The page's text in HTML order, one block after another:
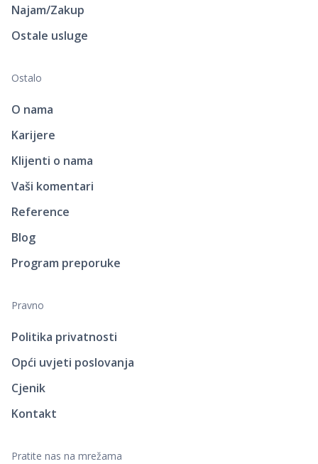
Najam/Zakup
Ostale usluge
Ostalo
O nama
Karijere
Klijenti o nama
Vaši komentari
Reference
Blog
Program preporuke
Pravno
Politika privatnosti
Opći uvjeti poslovanja
Cjenik
Kontakt
Pratite nas na mrežama